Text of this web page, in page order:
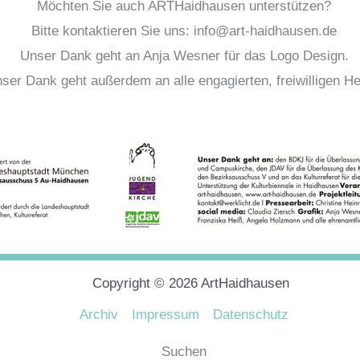
Möchten Sie auch ARTHaidhausen unterstützen?
Bitte kontaktieren Sie uns: info@art-haidhausen.de
Unser Dank geht an Anja Wesner für das Logo Design.
Dank geht außerdem an alle engagierten, freiwilligen
Copyright © 2026 ArtHaidhausen
Archiv Impressum Datenschutz
Suchen